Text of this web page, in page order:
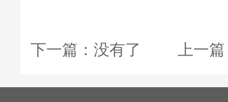
下一篇： 没有了 上一篇